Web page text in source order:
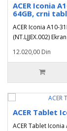
ACER Iconia
64GB, crni
ACER Iconia A10-
(NT.LJJEX.002)
12.020,00 Din
ACER Tablet
ACER Tablet